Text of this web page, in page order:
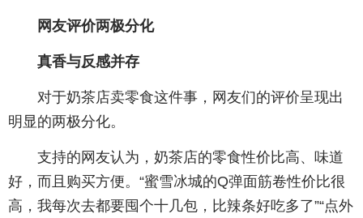
网友评价两极分化
真香与反感并存
对于奶茶店卖零食这件事，网友们的评价呈现出
明显的两极分化。
支持的网友认为，奶茶店的零食性价比高、味道
好，而且购买方便。“蜜雪冰城的Q弹面筋卷性价比很
高，我每次去都要囤个十几包，比辣条好吃多了”“点外